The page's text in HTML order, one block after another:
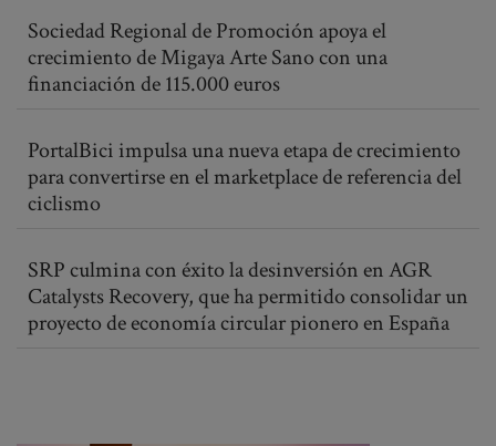
Sociedad Regional de Promoción apoya el
crecimiento de Migaya Arte Sano con una
financiación de 115.000 euros
PortalBici impulsa una nueva etapa de crecimiento
para convertirse en el marketplace de referencia del
ciclismo
SRP culmina con éxito la desinversión en AGR
Catalysts Recovery, que ha permitido consolidar un
proyecto de economía circular pionero en España